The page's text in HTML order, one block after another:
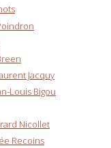
Jacquy
Louis Bigou
Nicollet
Recoins